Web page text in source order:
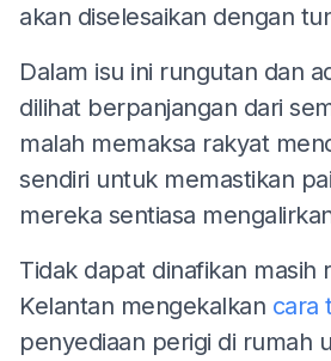
akan diselesaikan dengan
Dalam isu ini rungutan dan
dilihat berpanjangan dari
malah memaksa rakyat
sendiri untuk memastikan
mereka sentiasa
Tidak dapat dinafikan masih
Kelantan mengekalkan cara
penyediaan perigi di rumah